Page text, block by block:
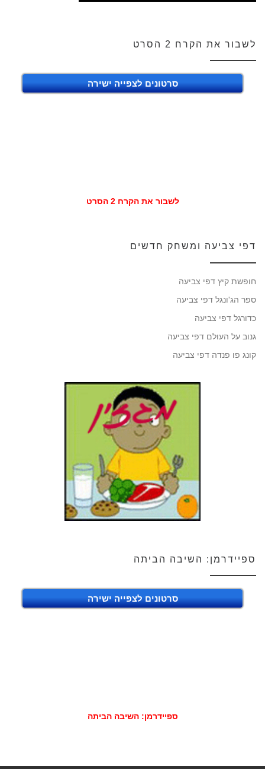
לשבור את הקרח 2 הסרט
סרטונים לצפייה ישירה
לשבור את הקרח 2 הסרט
דפי צביעה ומשחק חדשים
חופשת קיץ דפי צביעה
ספר הג'ונגל דפי צביעה
כדורגל דפי צביעה
גנוב על העולם דפי צביעה
קונג פו פנדה דפי צביעה
ספיידרמן: השיבה הביתה
סרטונים לצפייה ישירה
ספיידרמן: השיבה הביתה